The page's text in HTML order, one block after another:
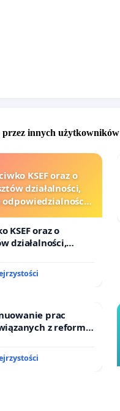
przez innych użytkowników
KSEF oraz o
działalności,
KSEF oraz o
działalności,
urzędników i
prac
z reformą